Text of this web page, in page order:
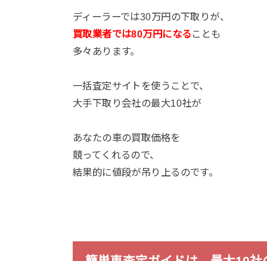
ディーラーでは30万円の下取りが、
買取業者では80万円になる ことも
多々あります。
一括査定サイトを使うことで、
大手下取り会社の最大10社が
あなたの車の買取価格を
競ってくれるので、
結果的に値段が吊り上るのです。